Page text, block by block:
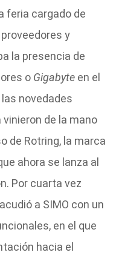
feria cargado de
y
la presencia de
o Gigabyteen el
novedades
de la mano
de Rotring, la marca
ahora se lanza al
Por cuarta vez
a SIMO con un
en el que
hacia el